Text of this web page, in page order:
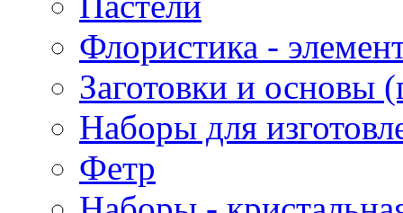
Флористика -
Заготовки и основы
Наборы для
Фетр